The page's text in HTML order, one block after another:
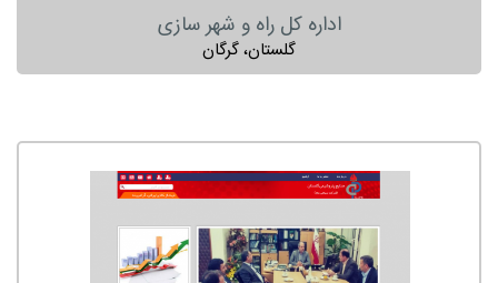
اداره کل راه و شهر سازی
گلستان، گرگان